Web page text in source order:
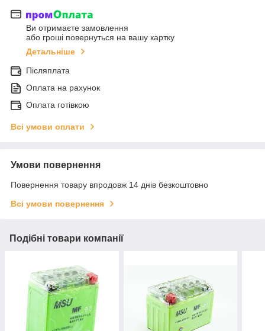
Ви отримаєте замовлення
або гроші повернуться на вашу картку
Детальніше
Післяплата
Оплата на рахунок
Оплата готівкою
Всі умови оплати
Умови повернення
Повернення товару впродовж 14 днів безкоштовно
Всі умови повернення
Подібні товари компанії